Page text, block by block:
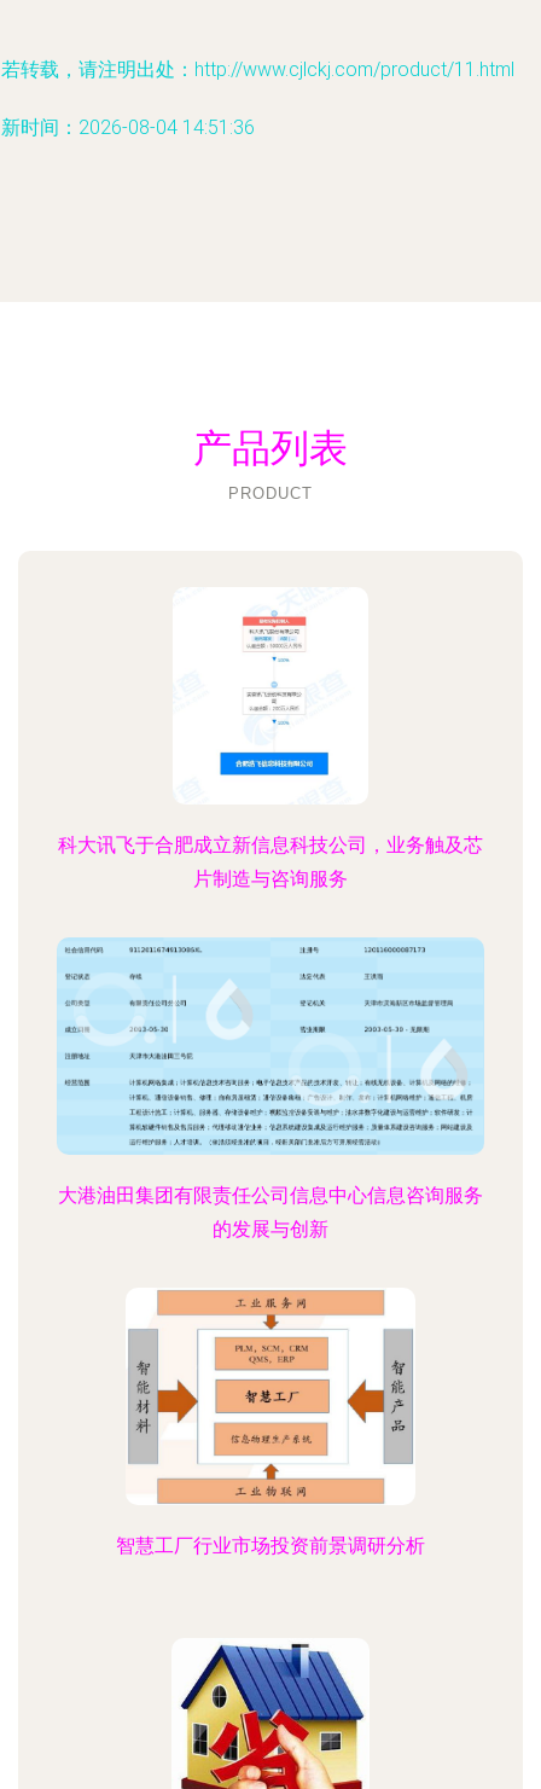
转载，请注明出处：http://www.cjlckj.com/product/11.html
时间：2026-08-04 14:51:36
产品列表
PRODUCT
科大讯飞于合肥成立新信息科技公司，业务触及芯
片制造与咨询服务
大港油田集团有限责任公司信息中心信息咨询服务
的发展与创新
智慧工厂行业市场投资前景调研分析